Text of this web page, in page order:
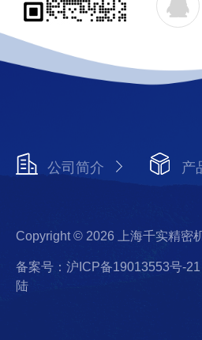
公司简介 产
Copyright © 2026 上海千实精密
备案号：沪ICP备19013553号-21
陆